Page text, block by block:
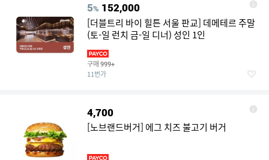
5% 152,000
[더블트리 바이 힐튼 서울 판교] 데메테르 주말
(토-일 런치 금-일 디너) 성인 1인
구매 999+
11번가
4,700
[노브랜드버거] 에그 치즈 불고기 버거